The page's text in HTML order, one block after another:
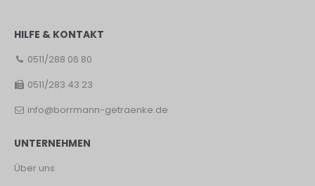
HILFE & KONTAKT
0511/288 06 80
0511/283 43 23
info@borrmann-getraenke.de
UNTERNEHMEN
Über uns